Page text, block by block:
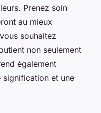
Prenez soin
au mieux
souhaitez
non seulement
également
signification et une